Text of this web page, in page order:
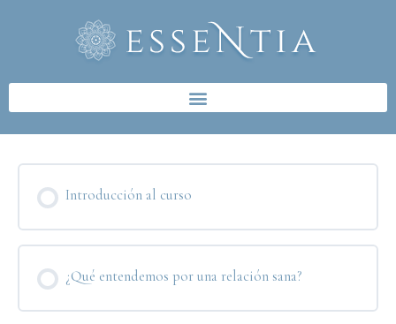
Introducción al curso
¿Qué entendemos por una relación sana?